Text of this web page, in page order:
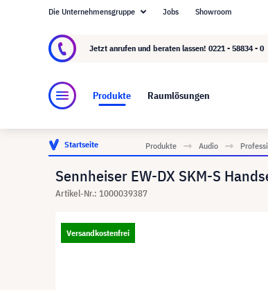
Über visunext.de
Die Unternehmensgruppe Jobs Showroom
Jetzt anrufen und beraten lassen! 0221 - 58834 - 0
Produkte Raumlösungen
Startseite Produkte Audio
Sennheiser EW-DX SKM-S
Artikel-Nr.: 1000039387
Versandkostenfrei